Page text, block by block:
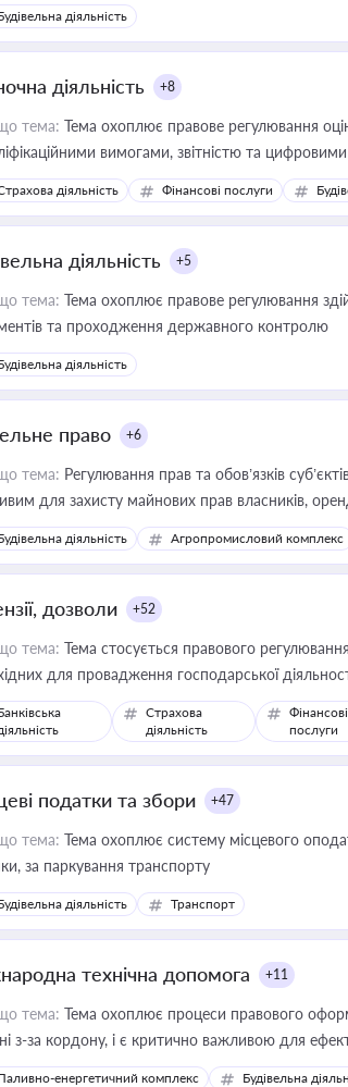
діяльність
діяльність +8
тема: Тема охоплює правове регулювання
вимогами, звітністю та
змін у цій сфері корисне для власника
оренди державного майна,
діяльність Фінансові послуги
діяльність +5
тема: Тема охоплює правове регулювання
та проходження державного контролю
діяльність
право +6
тема: Регулювання прав та обов’язків
для захисту майнових прав власників,
діяльність Агропромисловий комплекс
дозволи +52
тема: Тема стосується правового
для провадження господарської
Страхова
діяльність
Фінансові
послуги
податки та збори +47
тема: Тема охоплює систему місцевого
ділянки, за паркування транспорту
діяльність Транспорт
технічна допомога +11
тема: Тема охоплює процеси правового
з-за кордону, і є критично важливою для
проєктів
енергетичний комплекс Будівельна